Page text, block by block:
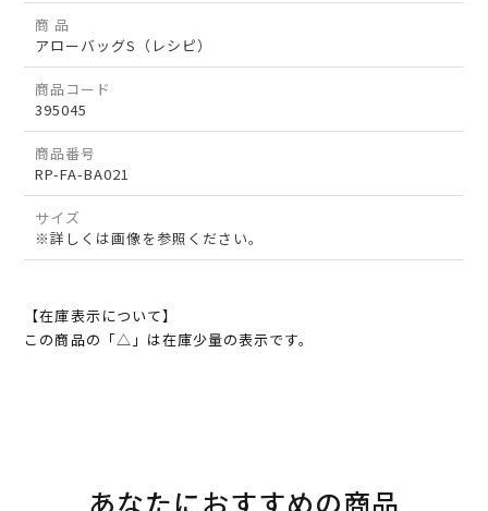
商 品
アローバッグS（レシピ）
商品コード
395045
商品番号
RP-FA-BA021
サイズ
※詳しくは画像を参照ください。
【在庫表示について】
この商品の「△」は在庫少量の表示です。
あなたにおすすめの商品